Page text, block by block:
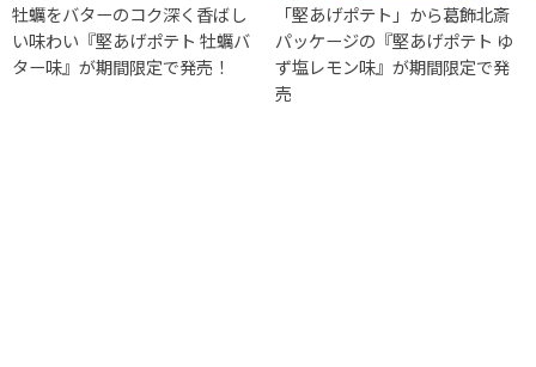
牡蠣をバターのコク深く香ばし
い味わい『堅あげポテト 牡蠣バ
ター味』が期間限定で発売！
「堅あげポテト」から葛飾北斎
パッケージの『堅あげポテト ゆ
ず塩レモン味』が期間限定で発
売